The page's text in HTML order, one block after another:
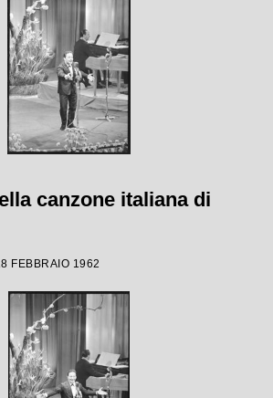
canzone italiana di
FEBBRAIO 1962